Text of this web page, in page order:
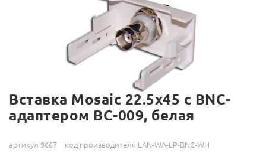
Вставка Mosaic 22.5x45 с BNC-
адаптером BC-009, белая
артикул 9667 код производителя LAN-WA-LP-BNC-WH